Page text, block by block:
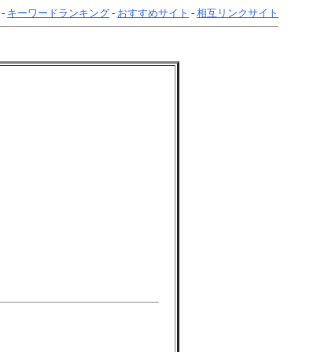
- キーワードランキング - おすすめサイト -相互リンクサイト